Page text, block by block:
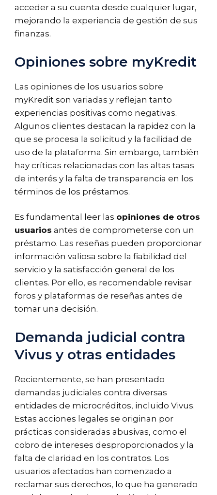
acceder a su cuenta desde cualquier lugar,
mejorando la experiencia de gestión de sus
finanzas.
Opiniones sobre myKredit
Las opiniones de los usuarios sobre
myKredit son variadas y reflejan tanto
experiencias positivas como negativas.
Algunos clientes destacan la rapidez con la
que se procesa la solicitud y la facilidad de
uso de la plataforma. Sin embargo, también
hay críticas relacionadas con las altas tasas
de interés y la falta de transparencia en los
términos de los préstamos.
Es fundamental leer las opiniones de otros
usuarios antes de comprometerse con un
préstamo. Las reseñas pueden proporcionar
información valiosa sobre la fiabilidad del
servicio y la satisfacción general de los
clientes. Por ello, es recomendable revisar
foros y plataformas de reseñas antes de
tomar una decisión.
Demanda judicial contra
Vivus y otras entidades
Recientemente, se han presentado
demandas judiciales contra diversas
entidades de microcréditos, incluido Vivus.
Estas acciones legales se originan por
prácticas consideradas abusivas, como el
cobro de intereses desproporcionados y la
falta de claridad en los contratos. Los
usuarios afectados han comenzado a
reclamar sus derechos, lo que ha generado